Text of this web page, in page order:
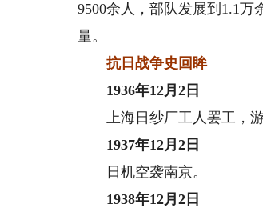
9500余人，部队发展到1.1
量。
抗日战争史回眸
1936年12月2日
上海日纱厂工人罢工，游
1937年12月2日
日机空袭南京。
1938年12月2日